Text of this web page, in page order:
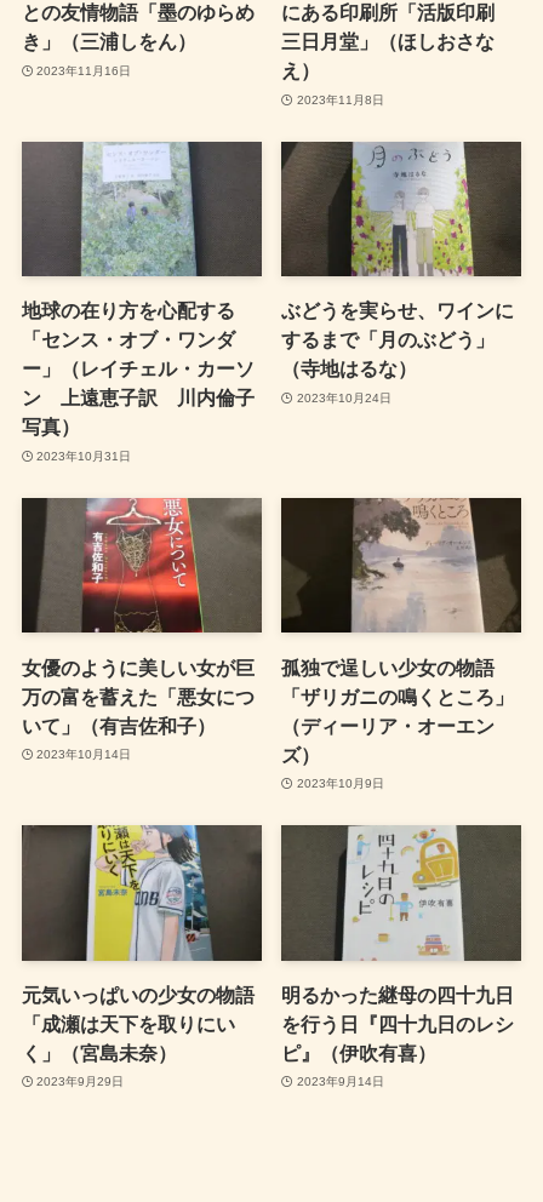
との友情物語「墨のゆらめ
き」（三浦しをん）
2023年11月16日
にある印刷所「活版印刷
三日月堂」（ほしおさな
え）
2023年11月8日
地球の在り方を心配する
「センス・オブ・ワンダ
ー」（レイチェル・カーソ
ン 上遠恵子訳 川内倫子
写真）
2023年10月31日
ぶどうを実らせ、ワインに
するまで「月のぶどう」
（寺地はるな）
2023年10月24日
女優のように美しい女が巨
万の富を蓄えた「悪女につ
いて」（有吉佐和子）
2023年10月14日
孤独で逞しい少女の物語
「ザリガニの鳴くところ」
（ディーリア・オーエン
ズ）
2023年10月9日
元気いっぱいの少女の物語
「成瀬は天下を取りにい
く」（宮島未奈）
2023年9月29日
明るかった継母の四十九日
を行う日『四十九日のレシ
ピ』（伊吹有喜）
2023年9月14日